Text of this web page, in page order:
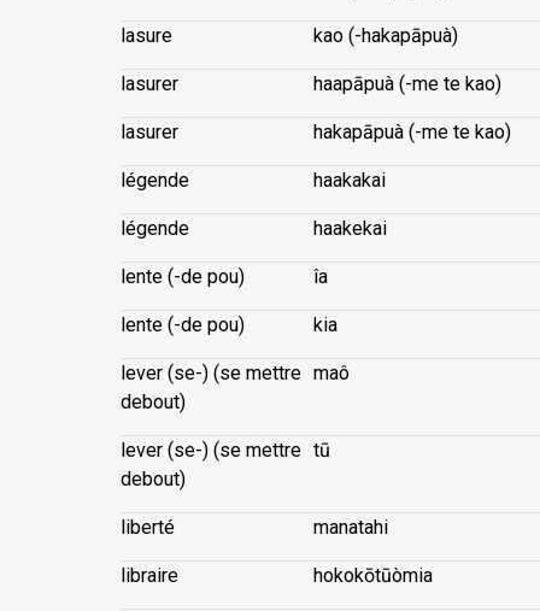
lasure kao (-hakapāpuà)
lasurer haapāpuà (-me te kao)
lasurer hakapāpuà (-me te kao)
légende haakakai
légende haakekai
lente (-de pou) îa
lente (-de pou) kia
lever (se-) (se mettre
debout)
maô
lever (se-) (se mettre
debout)
tū
liberté manatahi
libraire hokokōtūòmia